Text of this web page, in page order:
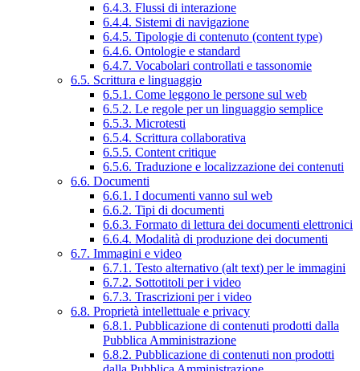
6.4.3. Flussi di interazione
6.4.4. Sistemi di navigazione
6.4.5. Tipologie di contenuto (content type)
6.4.6. Ontologie e standard
6.4.7. Vocabolari controllati e tassonomie
6.5. Scrittura e linguaggio
6.5.1. Come leggono le persone sul web
6.5.2. Le regole per un linguaggio semplice
6.5.3. Microtesti
6.5.4. Scrittura collaborativa
6.5.5. Content critique
6.5.6. Traduzione e localizzazione dei contenuti
6.6. Documenti
6.6.1. I documenti vanno sul web
6.6.2. Tipi di documenti
6.6.3. Formato di lettura dei documenti elettronici
6.6.4. Modalità di produzione dei documenti
6.7. Immagini e video
6.7.1. Testo alternativo (alt text) per le immagini
6.7.2. Sottotitoli per i video
6.7.3. Trascrizioni per i video
6.8. Proprietà intellettuale e privacy
6.8.1. Pubblicazione di contenuti prodotti dalla
Pubblica Amministrazione
6.8.2. Pubblicazione di contenuti non prodotti